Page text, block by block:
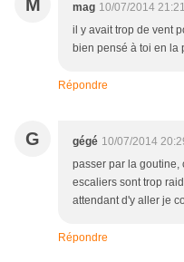
M mag 10/07/2014 21:21
il y avait trop de vent
bien pensé à toi en la
Répondre
G gégé 10/07/2014
passer par la goutine,
escaliers sont trop
attendant d'y aller je
Répondre